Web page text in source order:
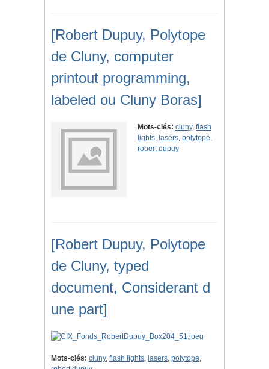
[Robert Dupuy, Polytope
de Cluny, computer
printout programming,
labeled ou Cluny Boras]
Mots-clés: cluny, flash
lights, lasers, polytope,
robert dupuy
[Robert Dupuy, Polytope
de Cluny, typed
document, Considerant d
une part]
Mots-clés: cluny, flash lights, lasers, polytope,